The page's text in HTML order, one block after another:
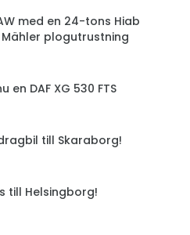
med en 24-tons Hiab
plogutrustning
en DAF XG 530 FTS
till Skaraborg!
till Helsingborg!